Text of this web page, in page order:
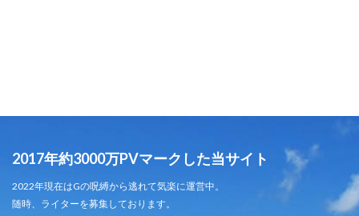
2017年約3000万PVマークした当サイト
2022年現在はGの呪縛から逃れて気楽に運営中。
随時、ライターを募集しております。